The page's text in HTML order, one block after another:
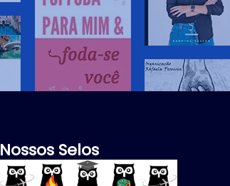
Nossos Selos